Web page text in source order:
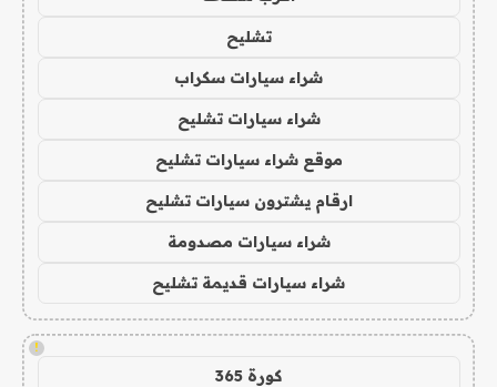
تشليح
شراء سيارات سكراب
شراء سيارات تشليح
موقع شراء سيارات تشليح
ارقام يشترون سيارات تشليح
شراء سيارات مصدومة
شراء سيارات قديمة تشليح
!
كورة 365